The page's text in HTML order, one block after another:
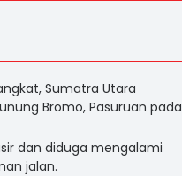
Sumatra Utara
Bromo, Pasuruan pada
dan diduga mengalami
jalan.